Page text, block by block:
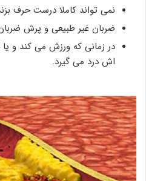
نمی تواند کاملا درست حرف
ضربان غیر طبیعی و پرش
در زمانی که ورزش می کند و یا
اش درد می گیرد.